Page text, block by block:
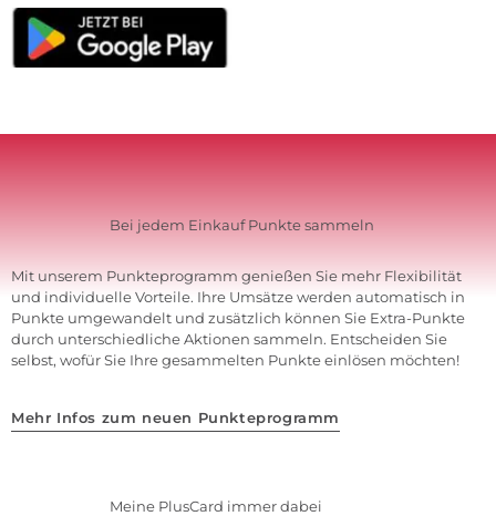
Bei jedem Einkauf Punkte sammeln
Mit unserem Punkteprogramm genießen Sie mehr Flexibilität
und individuelle Vorteile. Ihre Umsätze werden automatisch in
Punkte umgewandelt und zusätzlich können Sie Extra-Punkte
durch unterschiedliche Aktionen sammeln. Entscheiden Sie
selbst, wofür Sie Ihre gesammelten Punkte einlösen möchten!
Mehr Infos zum neuen Punkteprogramm
Meine PlusCard immer dabei